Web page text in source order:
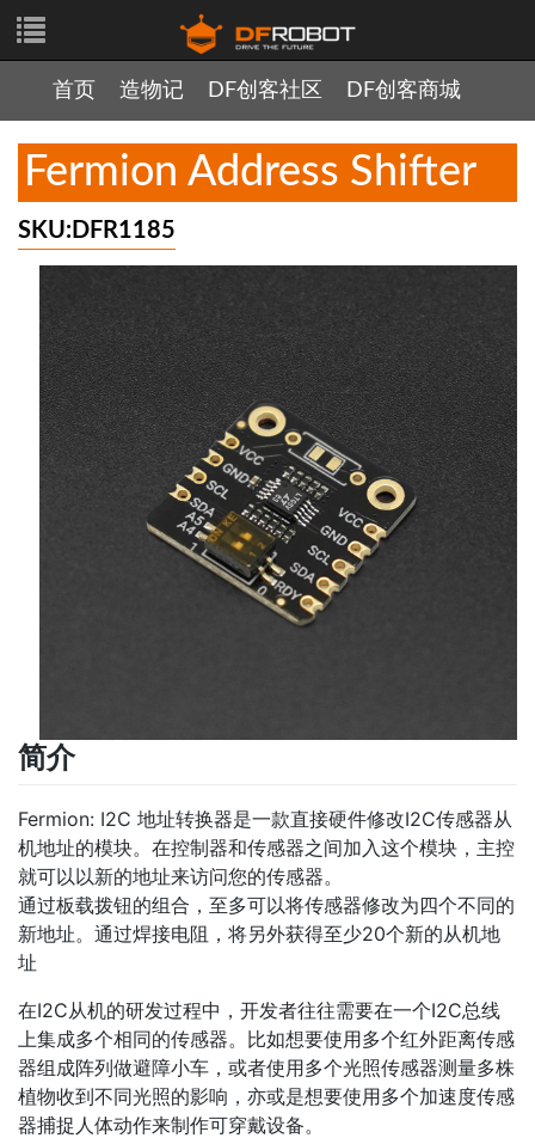
首页 造物记 DF创客社区 DF创客商城
Fermion Address Shifter
SKU:DFR1185
简介
Fermion: I2C 地址转换器是一款直接硬件修改I2C传感器从
机地址的模块。在控制器和传感器之间加入这个模块，主控
就可以以新的地址来访问您的传感器。
通过板载拨钮的组合，至多可以将传感器修改为四个不同的
新地址。通过焊接电阻，将另外获得至少20个新的从机地
址
在I2C从机的研发过程中，开发者往往需要在一个I2C总线
上集成多个相同的传感器。比如想要使用多个红外距离传感
器组成阵列做避障小车，或者使用多个光照传感器测量多株
植物收到不同光照的影响，亦或是想要使用多个加速度传感
器捕捉人体动作来制作可穿戴设备。